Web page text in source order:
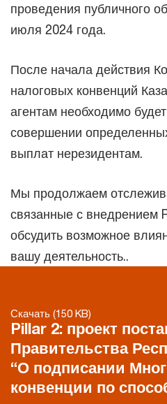
проведения публичного
июля 2024 года.
После начала действия
налоговых конвенций
агентам необходимо
совершении
выплат нерезидентам.
Мы продолжаем
связанные с внедрением
обсудить возможное
вашу деятельность..
Скачать (150 KB)
Pillar 2: проект
Правительства
“О подписании
конвенции по